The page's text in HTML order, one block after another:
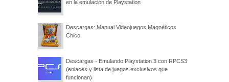
en la emulación de Playstation
Descargas: Manual Videojuegos Magnéticos
Chico
Descargas - Emulando Playstation 3 con RPCS3
(enlaces y lista de juegos exclusivos que
funcionan)